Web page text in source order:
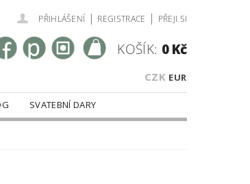
PŘIHLÁŠENÍ | REGISTRACE | PŘEJI SI
CZK EUR
KOŠÍK: 0 Kč
SVATEBNÍ DARY